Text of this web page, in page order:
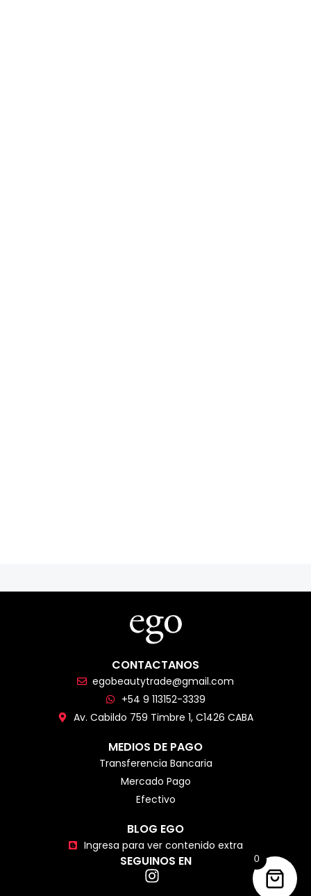
CONTACTANOS
egobeautytrade@gmail.com
+54 9 113152-3339
Av. Cabildo 759 Timbre 1, C1426 CABA
MEDIOS DE PAGO
Transferencia Bancaria
Mercado Pago
Efectivo
BLOG EGO
Ingresa para ver contenido extra
SEGUINOS EN 0